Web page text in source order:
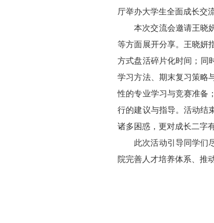
厅举办大学生全面成长交
本次交流会邀请王晓
等方面展开分享。王晓妍
方式盘活碎片化时间；同
学习方法、期末复习策略
性的专业学习与竞赛准备
行的建议与指导。活动结
诸多困惑，更对成长二字
此次活动引导同学们
院完善人才培养体系、推